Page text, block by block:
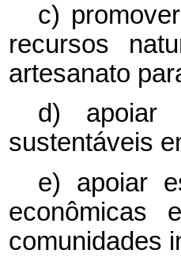
c)
recursos
artesanato
d) apoiar
sustentáveis
e) apoiar
econômicas
comunidades